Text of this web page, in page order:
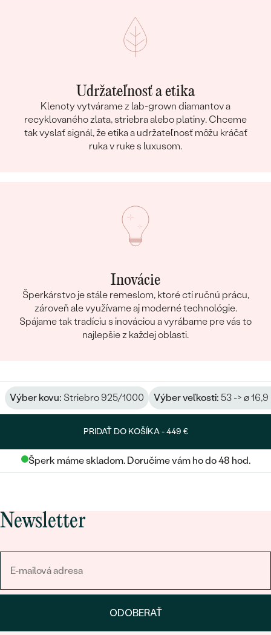
Udržateľnosť a etika
Klenoty vytvárame z lab-grown diamantov a
recyklovaného zlata, striebra alebo platiny. Chceme
tak vyslať signál, že etika a udržateľnosť môžu kráčať
ruka v ruke s luxusom.
Inovácie
Šperkárstvo je stále remeslom, ktoré ctí ručnú prácu,
zároveň ale využívame aj moderné technológie.
Spájame tak tradíciu s inováciou a vyrábame pre vás to
najlepšie z každej oblasti.
Výber kovu: Striebro 925/1000 Výber veľkosti: 53 -> ø
PRIDAŤ DO KOŠÍKA -449 €
Šperk máme skladom. Doručíme vám ho do 48 hod.
Newsletter
ODOBERAŤ